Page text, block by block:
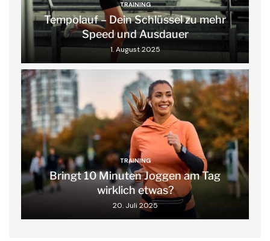
TRAINING
Tempolauf – Dein Schlüssel zu mehr
Speed und Ausdauer
1. August 2025
TRAINING
Bringt 10 Minuten Joggen am Tag
wirklich etwas?
20. Juli 2025